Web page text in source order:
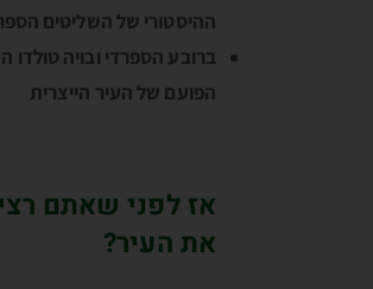
ההיסטורי של השליטים
ברובע הספרדי ובויה טולדו
הפועם של העיר הייצרית
אז לפני שאתם
את העיר?